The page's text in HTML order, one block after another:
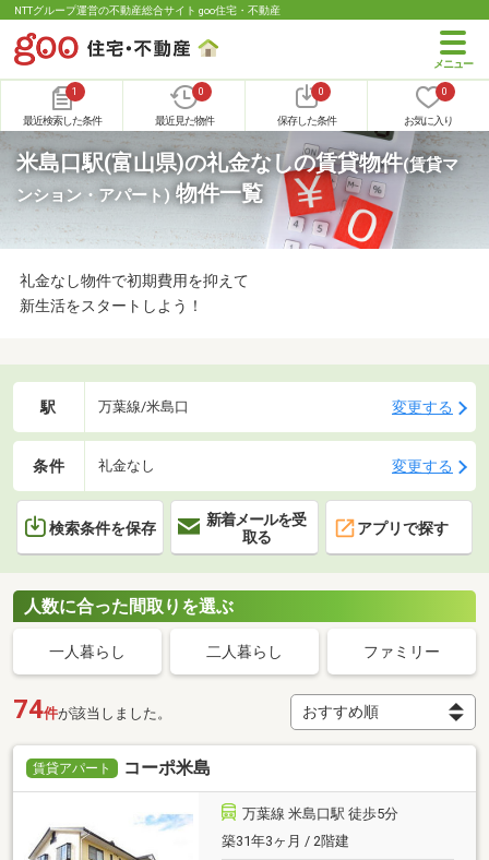
NTTグループ運営の不動産総合サイト goo住宅・不動産
1
最近検索した条件
0
最近見た物件
0
保存した条件
0
お気に入り
米島口駅(富山県)の礼金なしの賃貸物件(賃貸マ
ンション・アパート) 物件一覧
礼金なし物件で初期費用を抑えて
新生活をスタートしよう！
駅 万葉線/米島口 変更する
条件 礼金なし 変更する
検索条件を保存
新着メールを受
取る
アプリで探す
人数に合った間取りを選ぶ
一人暮らし 二人暮らし ファミリー
74件が該当しました。
賃貸アパート コーポ米島
万葉線 米島口駅 徒歩5分
築31年3ヶ月 / 2階建